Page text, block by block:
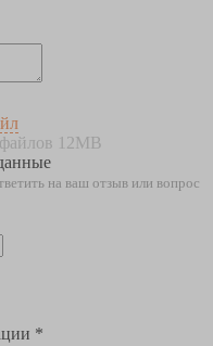
12MB
на ваш отзыв или вопрос
*